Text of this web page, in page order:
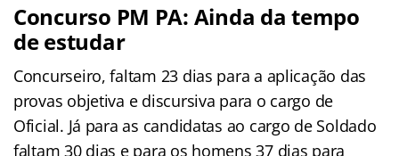
Concurso PM PA: Ainda da tempo
de estudar
Concurseiro, faltam 23 dias para a aplicação das
provas objetiva e discursiva para o cargo de
Oficial. Já para as candidatas ao cargo de Soldado
faltam 30 dias e para os homens 37 dias para